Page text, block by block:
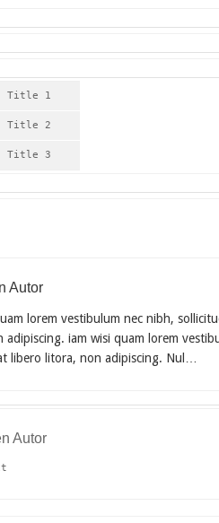
Title 1
Title 2
Title 3
Autor
lorem vestibulum nec nibh,
adipiscing. iam wisi quam lorem
libero litora, non adipiscing. Nul…
Autor